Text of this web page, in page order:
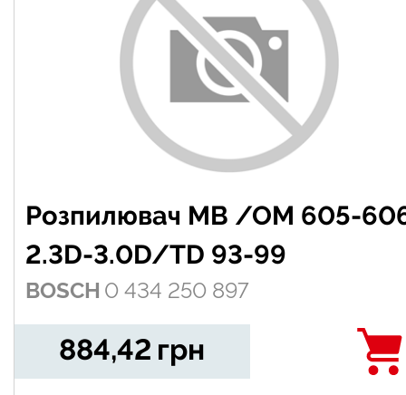
Розпилювач MB /OM 605-
2.3D-3.0D/TD 93-99
BOSCH 0 434 250 897
884,42 грн